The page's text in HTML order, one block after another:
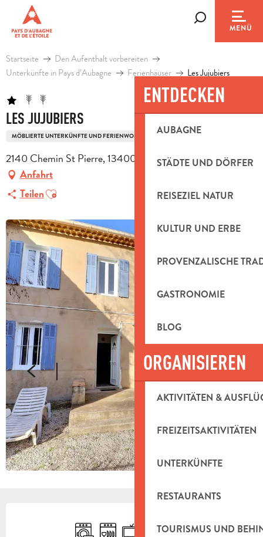
contenu
principal
MENÜ
ENTDECKEN
AUBAGNE
STÄDTE UND DÖRFER
REISEZIEL NATUR
KULTUR UND ERBE
PROVENZALISCHE
GASTRONOMIE
BLOG
ORGANISIEREN
AKTIVITÄTEN &
FREIZEITSAKTIVITÄTEN
UNTERKÜNFTE
RESTAURANTS
TOURISMUS UND
Startseite
Den Aufenthalt vorbereiten
Unterkünfte in Pays d’Aubagne
Ferienhäuser Les Jujubiers
LES JUJUBIERS
MÖBLIERTE UNTERKÜNFTE UND FERIENWOHNUNGEN BAUERNHOF
2140 Chemin St Pierre, 13400 Aubagne
Anfahrt
TeilenAjouter aux favoris
Waschmaschine
Geschirrspülmaschine
FernsehenTerrasseLebensmittelgeschäft